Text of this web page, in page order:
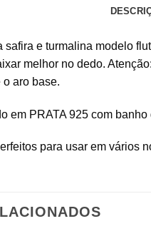
safira e turmalina modelo
melhor no dedo.
aro base.
em PRATA 925 com
para usar em vários